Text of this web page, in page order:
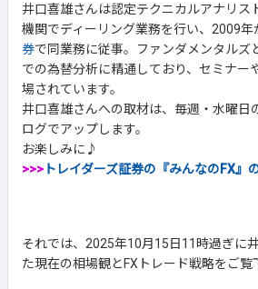
井口喜雄さんは認定テクニカルアナリス
機関でディーリング業務を行い、2009年
券で同業務に従事。ファンダメンタルズ
での為替分析に精通しており、セミナー
場されています。
井口喜雄さんへの取材は、毎週・水曜日
ログでアップします。
お楽しみに♪
>>> トレイダーズ証券の『みんなのFX』
それでは、2025年10月15日11時過ぎに
た現在の相場観とFXトレード戦略をご覧